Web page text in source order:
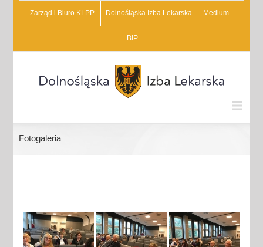
Zarząd i Biuro KLPP Dolnośląska Izba Lekarska Medium
BIP
Fotogaleria